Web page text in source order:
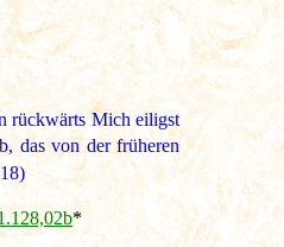
rückwärts Mich eiligst
das von der früheren
*